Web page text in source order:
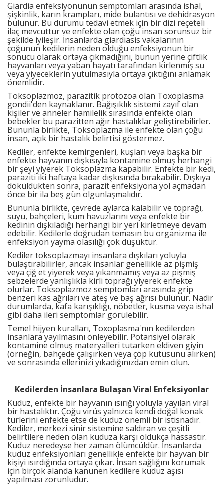
Giardia enfeksiyonunun semptomları arasında ishal,
şişkinlik, karın krampları, mide bulantısı ve dehidrasyon
bulunur. Bu durumu tedavi etmek için bir dizi reçeteli
ilaç mevcuttur ve enfekte olan çoğu insan sorunsuz bir
şekilde iyileşir. İnsanlarda giardiasis vakalarının
çoğunun kedilerin neden olduğu enfeksiyonun bir
sonucu olarak ortaya çıkmadığını, bunun yerine çiftlik
hayvanları veya yaban hayatı tarafından kirlenmiş su
veya yiyeceklerin yutulmasıyla ortaya çıktığını anlamak
önemlidir.
Toksoplazmoz, parazitik protozoa olan Toxoplasma
gondii'den kaynaklanır. Bağışıklık sistemi zayıf olan
kişiler ve anneler hamilelik sırasında enfekte olan
bebekler bu parazitten ağır hastalıklar geliştirebilirler.
Bununla birlikte, Toksoplazma ile enfekte olan çoğu
insan, açık bir hastalık belirtisi göstermez.
Kediler, enfekte kemirgenleri, kuşları veya başka bir
enfekte hayvanın dışkısıyla kontamine olmuş herhangi
bir şeyi yiyerek Toksoplazma kapabilir. Enfekte bir kedi,
paraziti iki haftaya kadar dışkısında bırakabilir. Dışkıya
döküldükten sonra, parazit enfeksiyona yol açmadan
önce bir ila beş gün olgunlaşmalıdır.
Bununla birlikte, çevrede aylarca kalabilir ve toprağı,
suyu, bahçeleri, kum havuzlarını veya enfekte bir
kedinin dışkıladığı herhangi bir yeri kirletmeye devam
edebilir. Kedilerle doğrudan temasın bu organizma ile
enfeksiyon yayma olasılığı çok düşüktür.
Kediler toksoplazmayı insanlara dışkıları yoluyla
bulaştırabilirler, ancak insanlar genellikle az pişmiş
veya çiğ et yiyerek veya yıkanmamış veya az pişmiş
sebzelerde yanlışlıkla kirli toprağı yiyerek enfekte
olurlar. Toksoplazmoz semptomları arasında grip
benzeri kas ağrıları ve ateş ve baş ağrısı bulunur. Nadir
durumlarda, kafa karışıklığı, nöbetler, kusma veya ishal
gibi daha ileri semptomlar görülebilir.
Temel hijyen kuralları, Toxoplasma'nın kedilerden
insanlara yayılmasını önleyebilir. Potansiyel olarak
kontamine olmuş materyalleri tutarken eldiven giyin
(örneğin, bahçede çalışırken veya çöp kutusunu alırken)
ve sonrasında ellerinizi yıkadığınızdan emin olun.
Kedilerden İnsanlara Bulaşan Viral Enfeksiyonlar
Kuduz, enfekte bir hayvanın ısırığı yoluyla yayılan viral
bir hastalıktır. Çoğu virüs yalnızca kendi doğal konak
türlerini enfekte etse de kuduz önemli bir istisnadır.
Kediler, merkezi sinir sistemine saldıran ve çeşitli
belirtilere neden olan kuduza karşı oldukça hassastır.
Kuduz neredeyse her zaman ölümcüldür. İnsanlarda
kuduz enfeksiyonları genellikle enfekte bir hayvan bir
kişiyi ısırdığında ortaya çıkar. İnsan sağlığını korumak
için birçok alanda kanunen kedilere kuduz aşısı
yapılması zorunludur.